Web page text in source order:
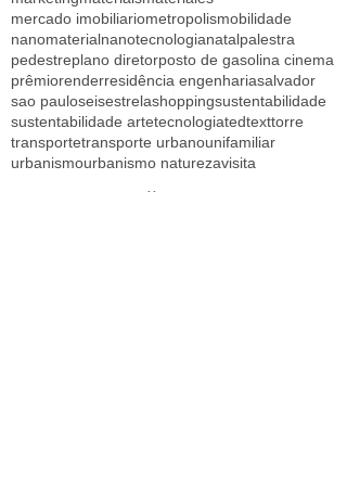
Follow Us
mercado imobiliariometropolismobilidade
nanomaterialnanotecnologianatalpalestra
pedestreplano diretorposto de gasolina cinema
prêmiorenderresidência engenhariasalvador
sao pauloseisestrelashoppingsustentabilidade
sustentabilidade artetecnologiatedtexttorre
transportetransporte urbanounifamiliar
urbanismourbanismo naturezavisita